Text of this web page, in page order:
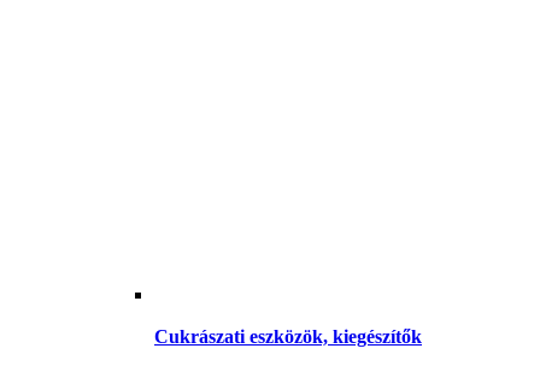
Cukrászati eszközök, kiegészítők